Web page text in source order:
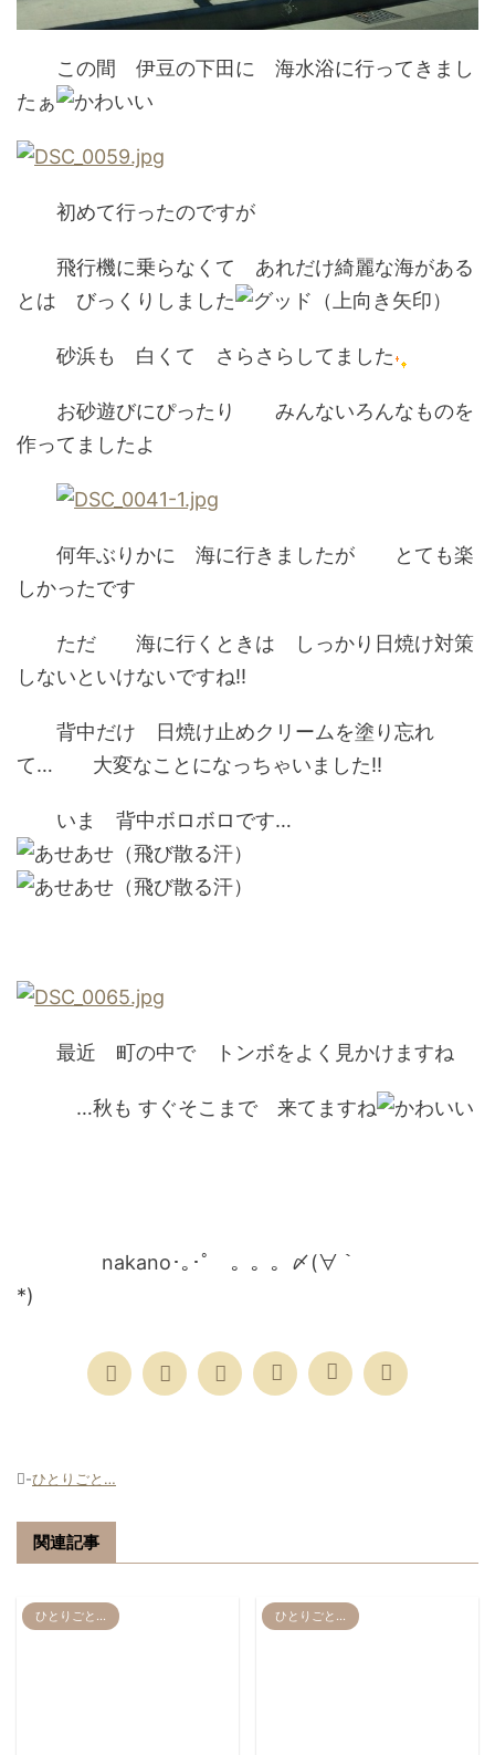
この間 伊豆の下田に 海水浴に行ってきまし
たぁ
初めて行ったのですが
飛行機に乗らなくて あれだけ綺麗な海がある
とは びっくりしました
砂浜も 白くて さらさらしてました
お砂遊びにぴったり みんないろんなものを
作ってましたよ
何年ぶりかに 海に行きましたが とても楽
しかったです
ただ 海に行くときは しっかり日焼け対策
しないといけないですね!!
背中だけ 日焼け止めクリームを塗り忘れ
て… 大変なことになっちゃいました!!
いま 背中ボロボロです…
最近 町の中で トンボをよく見かけますね
…秋も すぐそこまで 来てますね
nakano･｡･ﾟ 。。。〆(∀｀
*)
-ひとりごと…
関連記事
ひとりごと… ひとりごと…